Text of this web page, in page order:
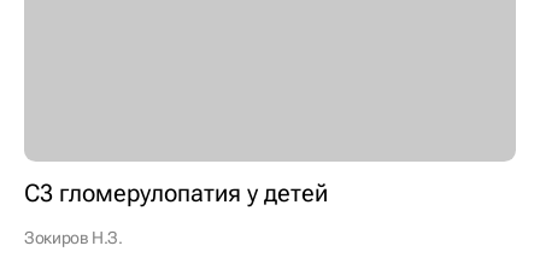
С3 гломерулопатия у детей
Зокиров Н.З.